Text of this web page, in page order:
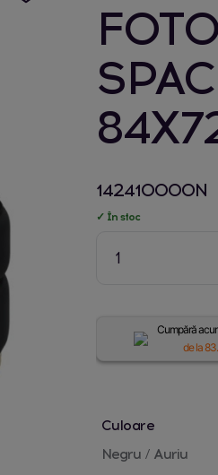
142410000N
✓ În stoc
1
Cumpără
de la
Culoare
Negru / Auriu